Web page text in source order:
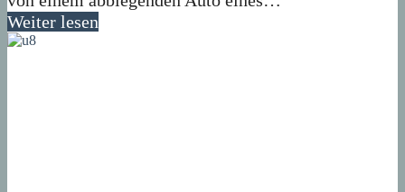
Weiter lesen